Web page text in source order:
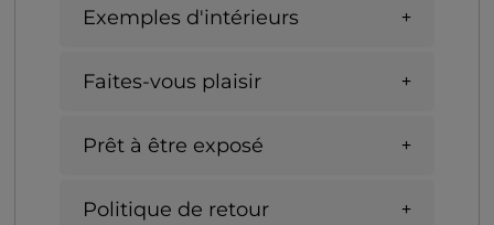
Exemples d'intérieurs
Faites-vous plaisir
Prêt à être exposé
Politique de retour